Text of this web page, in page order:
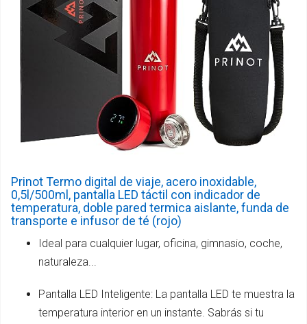
Prinot Termo digital de viaje, acero inoxidable,
0,5l/500ml, pantalla LED táctil con indicador de
temperatura, doble pared termica aislante, funda de
transporte e infusor de té (rojo)
Ideal para cualquier lugar, oficina, gimnasio, coche,
naturaleza...
Pantalla LED Inteligente: La pantalla LED te muestra la
temperatura interior en un instante. Sabrás si tu